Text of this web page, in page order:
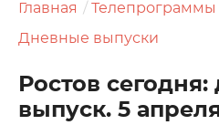
Главная Телепрограммы
Дневные выпуски
Ростов
выпуск. 5 апреля